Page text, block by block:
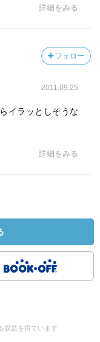
詳細をみる
フォロー
2011.09.25
イラッとしそうな
詳細をみる
収益を得ています